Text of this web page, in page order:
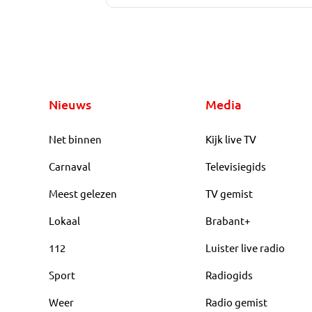
Nieuws
Net binnen
Carnaval
Meest gelezen
Lokaal
112
Sport
Weer
Media
Kijk live TV
Televisiegids
TV gemist
Brabant+
Luister live radio
Radiogids
Radio gemist